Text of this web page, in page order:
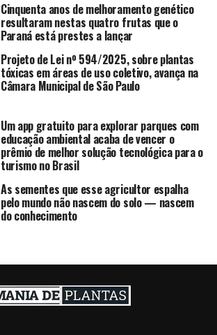
Cinquenta anos de melhoramento genético
resultaram nestas quatro frutas que o
Paraná está prestes a lançar
Projeto de Lei nº 594/2025, sobre plantas
tóxicas em áreas de uso coletivo, avança na
Câmara Municipal de São Paulo
Um app gratuito para explorar parques com
educação ambiental acaba de vencer o
prêmio de melhor solução tecnológica para o
turismo no Brasil
As sementes que esse agricultor espalha
pelo mundo não nascem do solo — nascem
do conhecimento